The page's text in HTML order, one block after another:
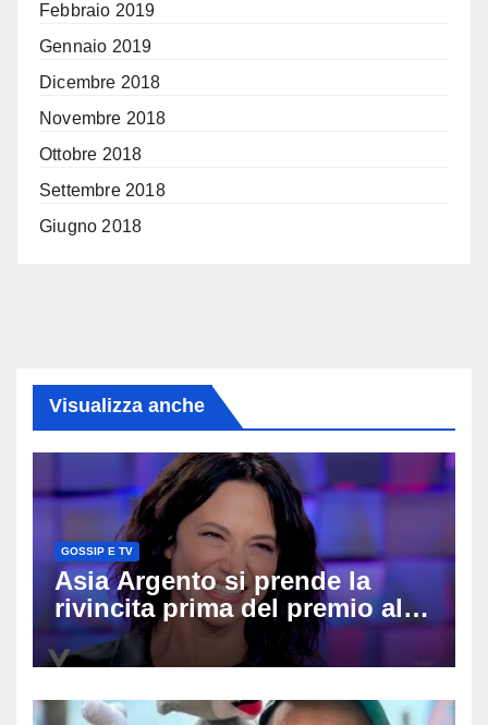
Febbraio 2019
Gennaio 2019
Dicembre 2018
Novembre 2018
Ottobre 2018
Settembre 2018
Giugno 2018
Visualizza anche
GOSSIP E TV
Asia Argento si prende la
rivincita prima del premio alla
carriera: «Mi chiamano
raccomandata e cagna»